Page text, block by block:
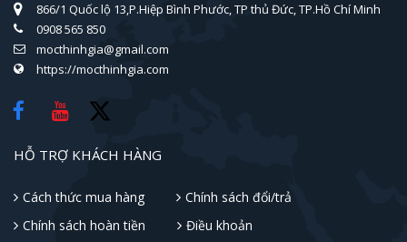
866/1 Quốc lộ 13,P.Hiệp Bình Phước, TP thủ Đức, TP.Hồ Chí Minh
0908 565 850
mocthinhgia@gmail.com
https://mocthinhgia.com
HỖ TRỢ KHÁCH HÀNG
Cách thức mua hàng
Chính sách đổi/trả
Chính sách hoàn tiền
Điều khoản